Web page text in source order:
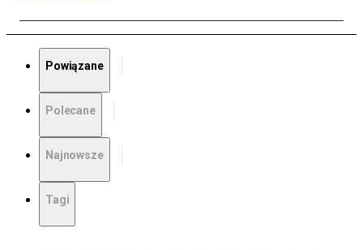
Powiązane
Polecane
Najnowsze
Tagi